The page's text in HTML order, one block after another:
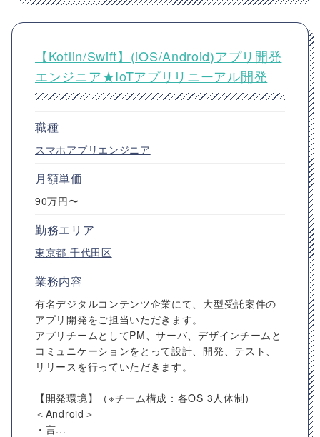
【Kotlin/Swift】(iOS/Android)アプリ開発
エンジニア★IoTアプリリニーアル開発
職種
スマホアプリエンジニア
月額単価
90万円〜
勤務エリア
東京都 千代田区
業務内容
有名デジタルコンテンツ企業にて、大型受託案件の
アプリ開発をご担当いただきます。
アプリチームとしてPM、サーバ、デザインチームと
コミュニケーションをとって設計、開発、テスト、
リリースを行っていただきます。
【開発環境】（※チーム構成：各OS 3人体制）
＜Android＞
・言...